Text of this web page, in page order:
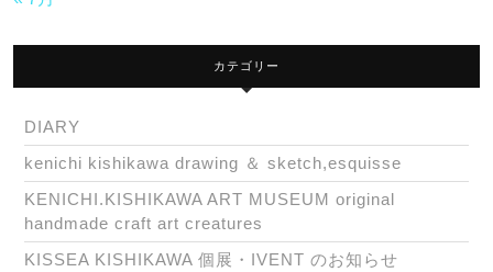
カテゴリー
DIARY
kenichi kishikawa drawing ＆ sketch,esquisse
KENICHI.KISHIKAWA ART MUSEUM original
handmade craft art creatures
KISSEA KISHIKAWA 個展・IVENT のお知らせ